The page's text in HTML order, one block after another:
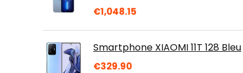
€1,048.15
Smartphone XIAOMI 11T 128 Bleu
€329.90